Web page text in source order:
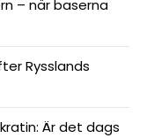
– när baserna
Rysslands
Är det dags